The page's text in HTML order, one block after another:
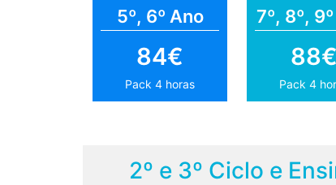
5º, 6º Ano
84€
Pack 4 horas
7º, 8º,
88€
Pack 4
2º e 3º Ciclo e